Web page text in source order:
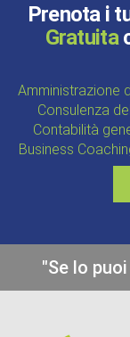
Prenota i
Gratuita
Amministrazione
Consulenza
Contabilità
Business
"Se lo